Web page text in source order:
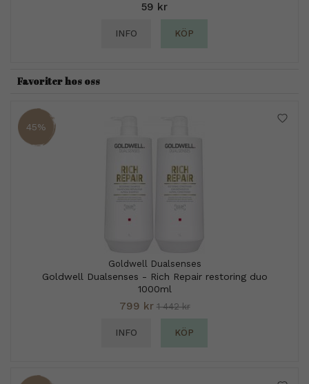
59 kr
INFO KÖP
Favoriter hos oss
45%
Goldwell Dualsenses
Goldwell Dualsenses - Rich Repair restoring duo
1000ml
799 kr 1 442 kr
INFO KÖP